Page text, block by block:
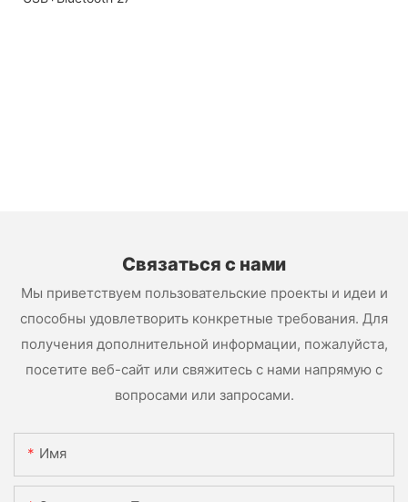
Связаться с нами
Мы приветствуем пользовательские проекты и идеи и
способны удовлетворить конкретные требования. Для
получения дополнительной информации, пожалуйста,
посетите веб-сайт или свяжитесь с нами напрямую с
вопросами или запросами.
Имя